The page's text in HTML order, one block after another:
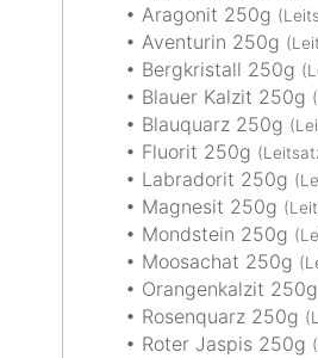
• Aragonit 250g
• Aventurin 250g
• Bergkristall 250g
• Blauer Kalzit 250g
• Blauquarz 250g
• Fluorit 250g
• Labradorit 250g
• Magnesit 250g
• Mondstein 250g
• Moosachat 250g
• Orangenkalzit 250g
• Rosenquarz 250g
• Roter Jaspis 250g